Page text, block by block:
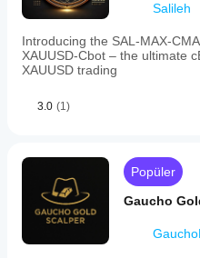
İşlem profili Salileh
Introducing the SAL-MAX-
XAUUSD-Cbot – the ultimate
XAUUSD trading
3.0 (1)
Popüler
Gaucho